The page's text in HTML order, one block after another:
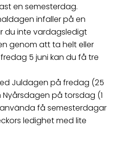
en semesterdag.
infaller på en
du inte vardagsledigt
genom att ta helt eller
5 juni kan du få tre
Juldagen på fredag (25
på torsdag (1
få semesterdagar
ledighet med lite